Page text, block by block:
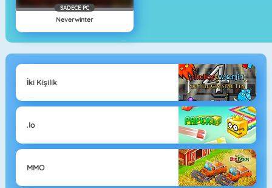
SADECE PC
Neverwinter
İki Kişilik
.io
MMO